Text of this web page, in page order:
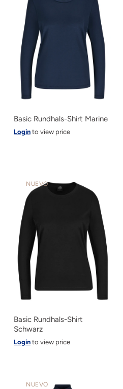
Basic Rundhals-Shirt Marine
Login to view price
NUEVO
Basic Rundhals-Shirt
Schwarz
Login to view price
NUEVO